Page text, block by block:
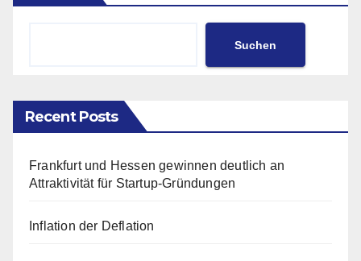
Suchen
Recent Posts
Frankfurt und Hessen gewinnen deutlich an
Attraktivität für Startup-Gründungen
Inflation der Deflation